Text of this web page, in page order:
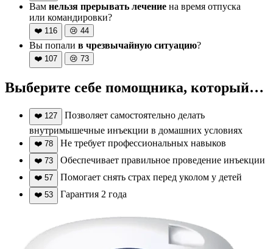
Вам нельзя прерывать лечение на время отпуска
или командировки?
❤️ 116 😢 44
Вы попали в чрезвычайную ситуацию?
❤️ 107 😢 73
Выберите себе помощника, который…
❤️ 127
Позволяет самостоятельно делать
внутримышечные инъекции в домашних условиях
❤️ 78 Не требует профессиональных навыков
❤️ 73 Обеспечивает правильное проведение инъекции
❤️ 57 Помогает снять страх перед уколом у детей
❤️ 53 Гарантия 2 года